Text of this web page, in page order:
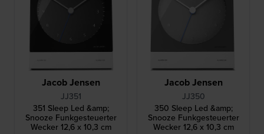
Jacob Jensen
JJ351
351 Sleep Led &amp;
Snooze Funkgesteuerter
Wecker 12,6 x 10,3 cm
Jacob Jensen
JJ350
350 Sleep Led &amp;
Snooze Funkgesteuerter
Wecker 12,6 x 10,3 cm